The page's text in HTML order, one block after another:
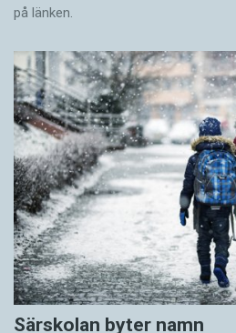
på länken.
Särskolan byter namn